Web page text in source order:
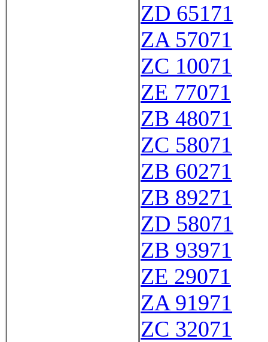
ZD 65171
ZA 57071
ZC 10071
ZE 77071
ZB 48071
ZC 58071
ZB 60271
ZB 89271
ZD 58071
ZB 93971
ZE 29071
ZA 91971
ZC 32071